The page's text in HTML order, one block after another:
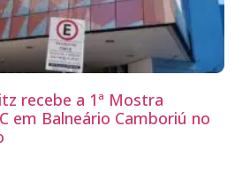
recebe a 1ª Mostra
em Balneário Camboriú no